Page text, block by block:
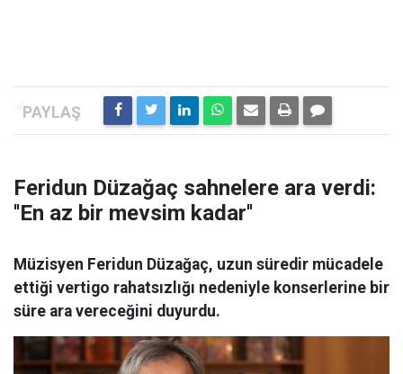
Feridun Düzağaç sahnelere ara verdi:
''En az bir mevsim kadar''
Müzisyen Feridun Düzağaç, uzun süredir mücadele
ettiği vertigo rahatsızlığı nedeniyle konserlerine bir
süre ara vereceğini duyurdu.